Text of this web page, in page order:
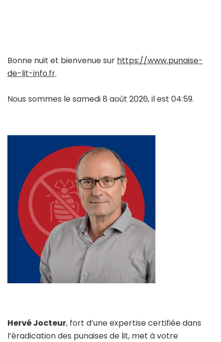
Bonne nuit et bienvenue sur https://www.punaise-
de-lit-info.fr.
Nous sommes le samedi 8 août 2026, il est 04:59.
Hervé Jocteur, fort d’une expertise certifiée dans
l’éradication des punaises de lit, met à votre